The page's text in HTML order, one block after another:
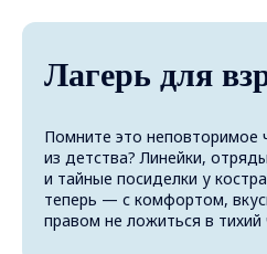
Лагерь для
Помните это неповторимое
из детства? Линейки,
и тайные посиделки у
теперь — с комфортом,
правом не ложиться в тихий